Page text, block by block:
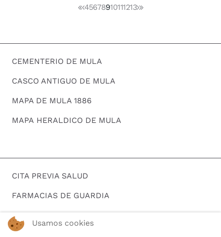
45678910111213
CEMENTERIO DE MULA
CASCO ANTIGUO DE MULA
MAPA DE MULA 1886
MAPA HERALDICO DE MULA
CITA PREVIA SALUD
FARMACIAS DE GUARDIA
HORARIOS DE AUTOBUSES
BUSCAR EMPLEO
Usamos cookies